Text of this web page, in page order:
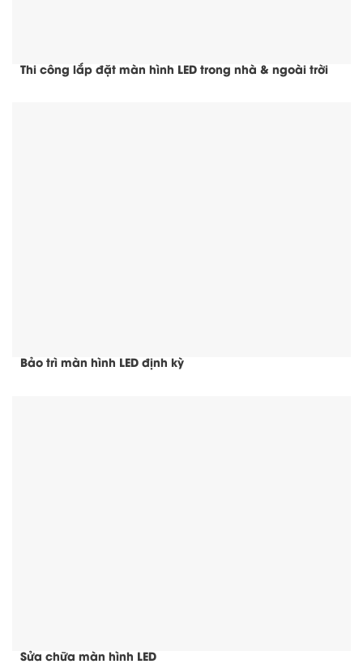
Thi công lắp đặt màn hình LED trong nhà & ngoài trời
Bảo trì màn hình LED định kỳ
Sửa chữa màn hình LED